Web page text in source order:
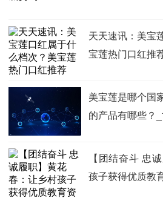
天天速讯：美宝
宝莲热门口红推
美宝莲是哪个国
的产品有哪些？
【团结奋斗 忠
孩子获得优质教